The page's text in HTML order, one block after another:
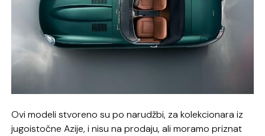
Ovi modeli stvoreno su po narudžbi, za kolekcionara iz
jugoistočne Azije, i nisu na prodaju, ali moramo priznat